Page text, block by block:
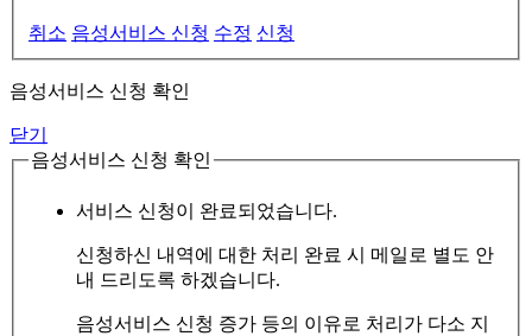
취소 음성서비스 신청 수정 신청
음성서비스 신청 확인
닫기
음성서비스 신청 확인
서비스 신청이 완료되었습니다.
신청하신 내역에 대한 처리 완료 시 메일로 별도 안
내 드리도록 하겠습니다.
음성서비스 신청 증가 등의 이유로 처리가 다소 지